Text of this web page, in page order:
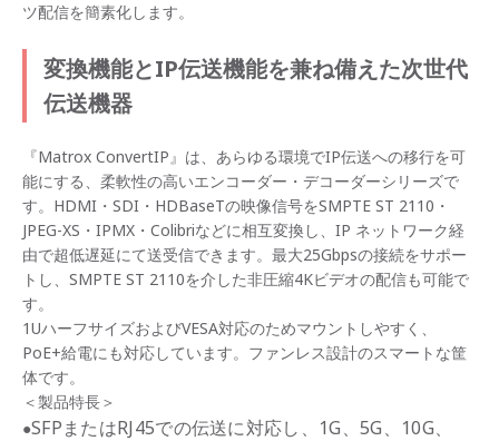
ツ配信を簡素化します。
変換機能とIP伝送機能を兼ね備えた次世代
伝送機器
『Matrox ConvertIP』は、あらゆる環境でIP伝送への移行を可
能にする、柔軟性の高いエンコーダー・デコーダーシリーズで
す。HDMI・SDI・HDBaseTの映像信号をSMPTE ST 2110・
JPEG-XS・IPMX・Colibriなどに相互変換し、IP ネットワーク経
由で超低遅延にて送受信できます。最大25Gbpsの接続をサポー
トし、SMPTE ST 2110を介した非圧縮4Kビデオの配信も可能で
す。
1UハーフサイズおよびVESA対応のためマウントしやすく、
PoE+給電にも対応しています。ファンレス設計のスマートな筐
体です。
＜製品特長＞
●SFPまたはRJ45での伝送に対応し、1G、5G、10G、